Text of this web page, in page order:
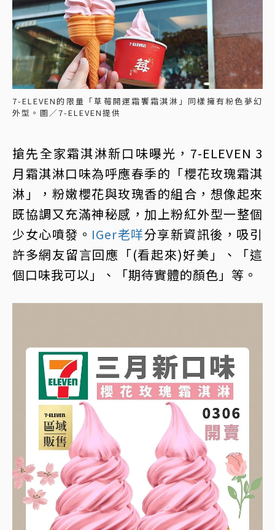
7-ELEVEN的限量「草莓開運霜饗霜淇淋」同樣擁有粉色夢幻
外型。圖／7-ELEVEN提供
搶先全家霜淇淋新口味曝光，7-ELEVEN 3
月霜淇淋口味為呼應春季的「櫻花玫瑰霜淇
淋」，粉嫩櫻花與玫瑰香的組合，想像起來
既協調又充滿神秘感，加上粉紅外型一整個
少女心噴發。 IGer老咩分享新資訊後，吸引
許多網友留言回應「(看起來)好美」、「這
個口味我可以」、「期待實體的顏色」等。